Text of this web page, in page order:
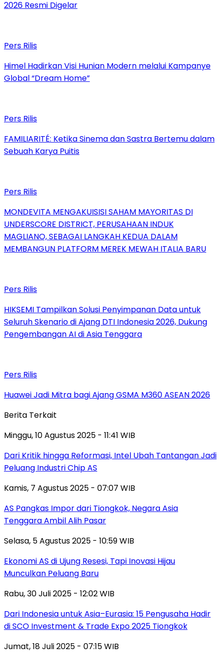
2026 Resmi Digelar
Pers Rilis
Himel Hadirkan Visi Hunian Modern melalui Kampanye
Global “Dream Home”
Pers Rilis
FAMILIARITÉ: Ketika Sinema dan Sastra Bertemu dalam
Sebuah Karya Puitis
Pers Rilis
MONDEVITA MENGAKUISISI SAHAM MAYORITAS DI
UNDERSCORE DISTRICT, PERUSAHAAN INDUK
MAGLIANO, SEBAGAI LANGKAH KEDUA DALAM
MEMBANGUN PLATFORM MEREK MEWAH ITALIA BARU
Pers Rilis
HIKSEMI Tampilkan Solusi Penyimpanan Data untuk
Seluruh Skenario di Ajang DTI Indonesia 2026, Dukung
Pengembangan AI di Asia Tenggara
Pers Rilis
Huawei Jadi Mitra bagi Ajang GSMA M360 ASEAN 2026
Berita Terkait
Minggu, 10 Agustus 2025 - 11:41 WIB
Dari Kritik hingga Reformasi, Intel Ubah Tantangan Jadi
Peluang Industri Chip AS
Kamis, 7 Agustus 2025 - 07:07 WIB
AS Pangkas Impor dari Tiongkok, Negara Asia
Tenggara Ambil Alih Pasar
Selasa, 5 Agustus 2025 - 10:59 WIB
Ekonomi AS di Ujung Resesi, Tapi Inovasi Hijau
Munculkan Peluang Baru
Rabu, 30 Juli 2025 - 12:02 WIB
Dari Indonesia untuk Asia–Eurasia: 15 Pengusaha Hadir
di SCO Investment & Trade Expo 2025 Tiongkok
Jumat, 18 Juli 2025 - 07:15 WIB